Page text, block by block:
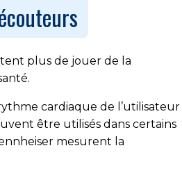
plus de jouer de la
cardiaque de l’utilisateur
être utilisés dans certains
mesurent la